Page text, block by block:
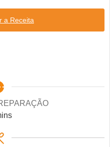
a Receita